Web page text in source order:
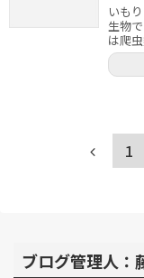
いも
生物
は爬
1
ブログ管理人：